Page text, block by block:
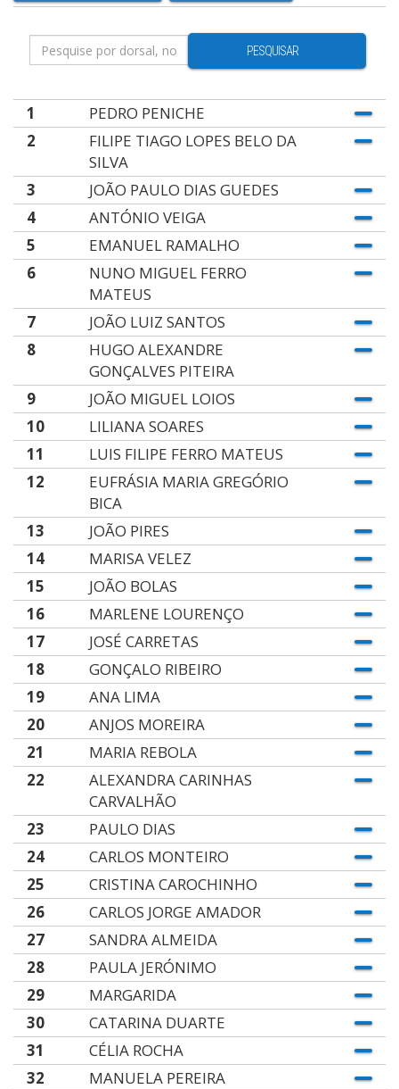
PESQUISAR
1
PEDRO PENICHE
2
FILIPE TIAGO LOPES BELO DA
SILVA
3
JOÃO PAULO DIAS GUEDES
4
ANTÓNIO VEIGA
5
EMANUEL RAMALHO
6
NUNO MIGUEL FERRO
MATEUS
7
JOÃO LUIZ SANTOS
8
HUGO ALEXANDRE
GONÇALVES PITEIRA
9
JOÃO MIGUEL LOIOS
10
LILIANA SOARES
11
LUIS FILIPE FERRO MATEUS
12
EUFRÁSIA MARIA GREGÓRIO
BICA
13
JOÃO PIRES
14
MARISA VELEZ
15
JOÃO BOLAS
16
MARLENE LOURENÇO
17
JOSÉ CARRETAS
18
GONÇALO RIBEIRO
19
ANA LIMA
20
ANJOS MOREIRA
21
MARIA REBOLA
22
ALEXANDRA CARINHAS
CARVALHÃO
23
PAULO DIAS
24
CARLOS MONTEIRO
25
CRISTINA CAROCHINHO
26
CARLOS JORGE AMADOR
27
SANDRA ALMEIDA
28
PAULA JERÓNIMO
29
MARGARIDA
30
CATARINA DUARTE
31
CÉLIA ROCHA
32
MANUELA PEREIRA